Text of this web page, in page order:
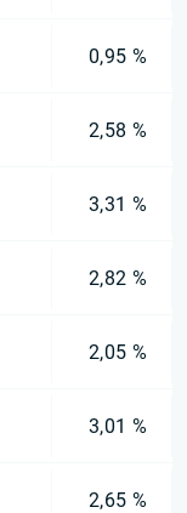
0,95 %
2,58 %
3,31 %
2,82 %
2,05 %
3,01 %
2,65 %